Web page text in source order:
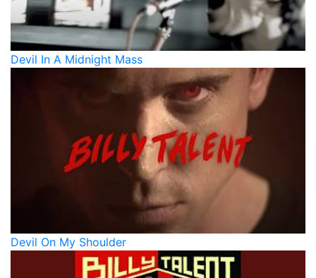
Devil In A Midnight Mass
Devil On My Shoulder